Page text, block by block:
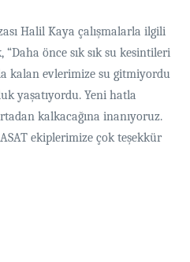
Halil Kaya çalışmalarla ilgili
önce sık sık su kesintileri
kalan evlerimize su gitmiyordu
yaşatıyordu. Yeni hatla
kalkacağına inanıyoruz.
ekiplerimize çok teşekkür